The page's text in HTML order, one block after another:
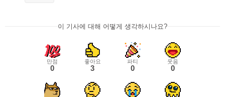
이 기사에 대해 어떻게 생각하시나요?
만점
0
좋아요
3
파티
0
웃음
0